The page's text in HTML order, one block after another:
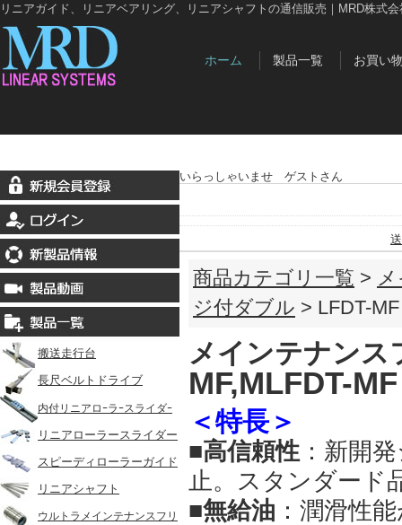
リニアガイド、リニアベアリング、リニアシャフトの通信販売｜MRD株式会
ホーム 製品一覧 お買い
搬送走行台
長尺ベルトドライブ
内付リニアロｰラｰスライダｰ
リニアローラースライダー
スピーディローラーガイド
リニアシャフト
ウルトラメインテナンスフリ
いらっしゃいませ ゲストさん
商品カテゴリ一覧 >
ジ付ダブル > LFDT-MF
メインテナンス
MF,MLFDT-
＜特長＞
■高信頼性 ：新開
止。スタンダード
■無給油 ：潤滑性